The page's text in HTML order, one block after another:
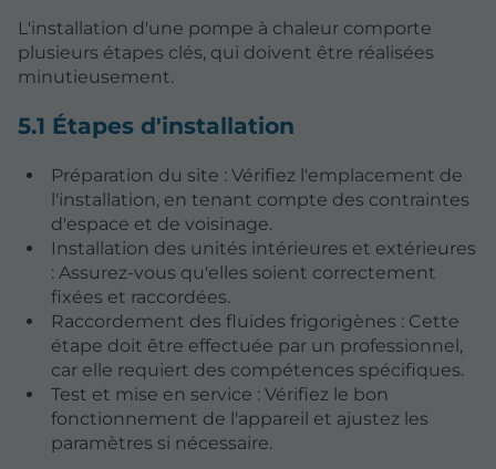
L'installation d'une pompe à chaleur comporte
plusieurs étapes clés, qui doivent être réalisées
minutieusement.
5.1 Étapes d'installation
Préparation du site : Vérifiez l'emplacement de
l'installation, en tenant compte des contraintes
d'espace et de voisinage.
Installation des unités intérieures et extérieures
: Assurez-vous qu'elles soient correctement
fixées et raccordées.
Raccordement des fluides frigorigènes : Cette
étape doit être effectuée par un professionnel,
car elle requiert des compétences spécifiques.
Test et mise en service : Vérifiez le bon
fonctionnement de l'appareil et ajustez les
paramètres si nécessaire.